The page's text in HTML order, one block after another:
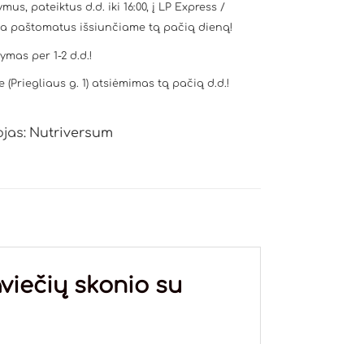
pateiktus d.d. iki 16:00, į LP Express /
paštomatus išsiunčiame tą pačią dieną!
per 1-2 d.d.!
(Priegliaus g. 1) atsiėmimas tą pačią d.d.!
Nutriversum
skonio su